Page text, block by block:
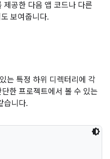
제공한 다음 앱 코드나 다른
보여줍니다.
는 특정 하위 디렉터리에 각
한 프로젝트에서 볼 수 있는
습니다.